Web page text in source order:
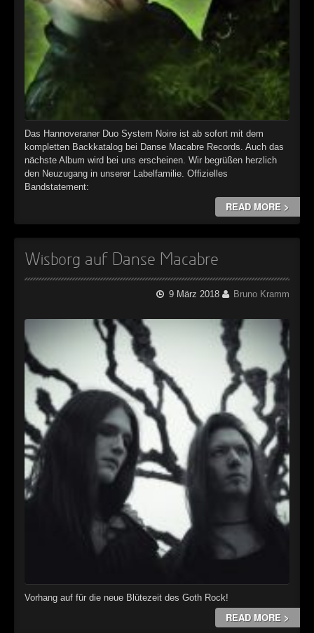
Das Hannoveraner Duo System Noire ist ab sofort mit dem
kompletten Backkatalog bei Danse Macabre Records. Auch das
nächste Album wird bei uns erscheinen. Wir begrüßen herzlich
den Neuzugang in unserer Labelfamilie. Offizielles
Bandstatement:
READ MORE >
Wisborg auf Danse Macabre
9 März 2018 Bruno Kramm
Vorhang auf für die neue Blütezeit des Goth Rock!
READ MORE >